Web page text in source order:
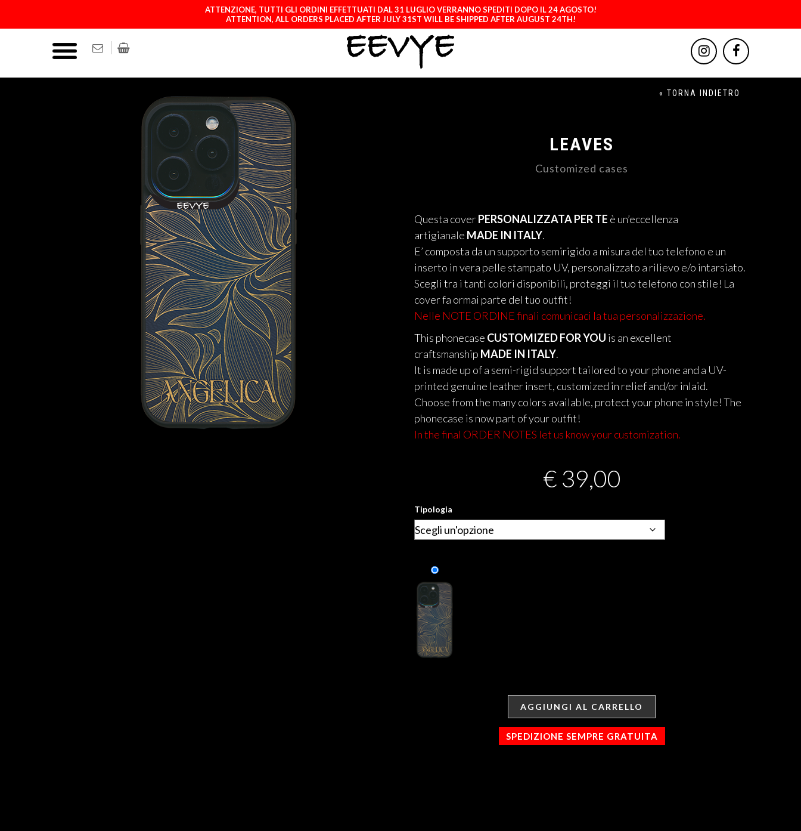
ATTENZIONE, TUTTI GLI ORDINI EFFETTUATI DAL 31 LUGLIO VERRANNO SPEDITI DOPO IL 24 AGOSTO!
ATTENTION, ALL ORDERS PLACED AFTER JULY 31ST WILL BE SHIPPED AFTER AUGUST 24TH!
« TORNA INDIETRO
LEAVES
Customized cases
Questa coverPERSONALIZZATA PER TE è un’eccellenza
artigianale MADE IN ITALY.
E’ composta da un supporto semirigido a misura del tuo telefono e un
inserto in vera pelle stampato UV, personalizzato a rilievo e/o intarsiato.
Scegli tra i tanti colori disponibili, proteggi il tuo telefono con stile! La
cover fa ormai parte del tuo outfit!
Nelle NOTE ORDINE finali comunicaci la tua personalizzazione.
This phonecase CUSTOMIZED FOR YOU is an excellent
craftsmanship MADE IN ITALY.
It is made up of a semi-rigid support tailored to your phone and a UV-
printed genuine leather insert, customized in relief and/or inlaid.
Choose from the many colors available, protect your phone in style! The
phonecase is now part of your outfit!
In the final ORDER NOTES let us know your customization.
€39,00
Tipologia
AGGIUNGI AL CARRELLO
SPEDIZIONE SEMPRE GRATUITA